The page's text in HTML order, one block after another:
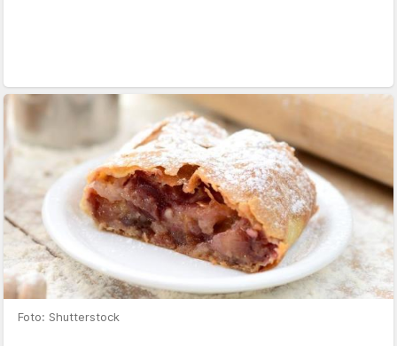
Foto: Shutterstock